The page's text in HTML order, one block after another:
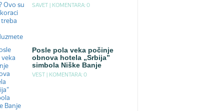
SAVET | KOMENTARA: 0
Posle pola veka počinje
obnova hotela „Srbija”
simbola Niške Banje
VEST | KOMENTARA: 0